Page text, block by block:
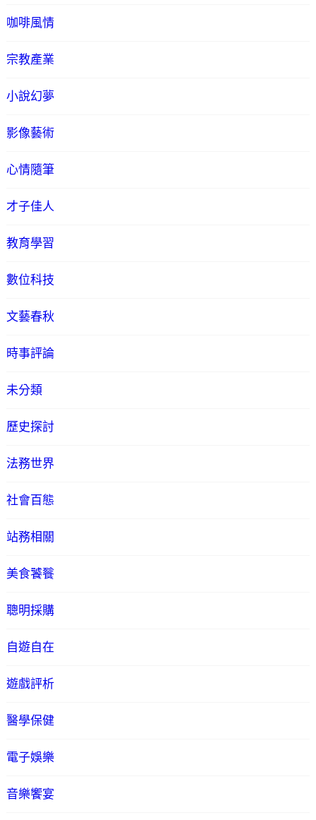
咖啡風情
宗教產業
小說幻夢
影像藝術
心情隨筆
才子佳人
教育學習
數位科技
文藝春秋
時事評論
未分類
歷史探討
法務世界
社會百態
站務相關
美食饕餮
聰明採購
自遊自在
遊戲評析
醫學保健
電子娛樂
音樂饗宴